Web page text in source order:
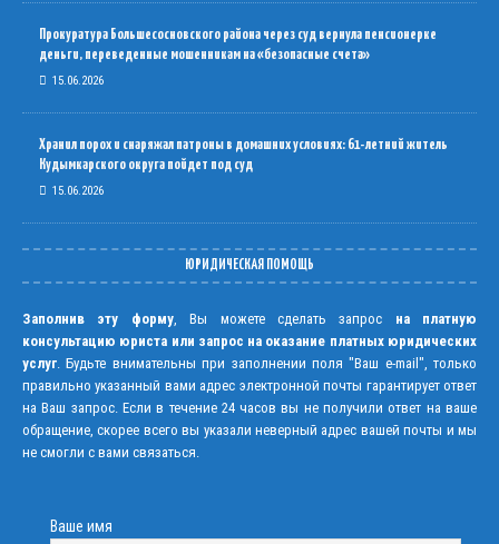
Прокуратура Большесосновского района через суд вернула пенсионерке
деньги, переведенные мошенникам на «безопасные счета»
15.06.2026
Хранил порох и снаряжал патроны в домашних условиях: 61-летний житель
Кудымкарского округа пойдет под суд
15.06.2026
ЮРИДИЧЕСКАЯ ПОМОЩЬ
Заполнив эту форму, Вы можете сделать запрос на платную
консультацию юриста или запрос на оказание платных юридических
услуг. Будьте внимательны при заполнении поля "Ваш e-mail", только
правильно указанный вами адрес электронной почты гарантирует ответ
на Ваш запрос. Если в течение 24 часов вы не получили ответ на ваше
обращение, скорее всего вы указали неверный адрес вашей почты и мы
не смогли с вами связаться.
Ваше имя